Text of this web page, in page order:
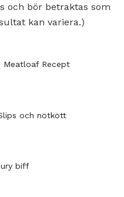
och bör betraktas som
kan variera.)
Meatloaf Recept
och nötkött
biff